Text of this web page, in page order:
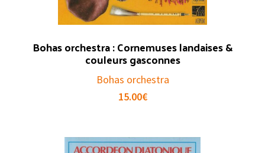
Bohas orchestra : Cornemuses landaises &
couleurs gasconnes
Bohas orchestra
15.00€